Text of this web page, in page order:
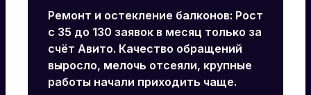
Ремонт и остекление балконов: Рост
с 35 до 130 заявок в месяц только за
счёт Авито. Качество обращений
выросло, мелочь отсеяли, крупные
работы начали приходить чаще.